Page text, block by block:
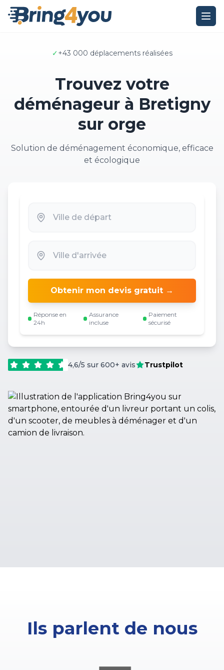
✓+43 000 déplacements réalisées
Trouvez votre
déménageur à Bretigny
sur orge
Solution de déménagement économique, efficace
et écologique
Obtenir mon devis gratuit →
Réponse en
24h
Assurance
incluse
Paiement
sécurisé
4,6/5 sur 600+ avis Trustpilot
Ils parlent de nous